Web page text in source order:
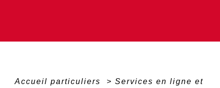
Accueil particuliers > Services en ligne et